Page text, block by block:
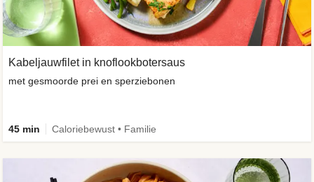
Kabeljauwfilet in knoflookbotersaus
met gesmoorde prei en sperziebonen
45 min Caloriebewust • Familie